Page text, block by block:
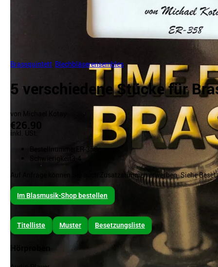
Brassquintett Blechbläserensembles
5 verschiedene Stücke für
von Michael Kotay
€26.90
inkl. USt.
Bestellnummer
ER-358
Schwierigkeit
3-4
Auf Anfrage können Sie auch Zusatzstimmen erwerben. Siehe
Im Blasmusik-Shop bestellen
Titelliste Muster Besetzungsliste
Hörproben